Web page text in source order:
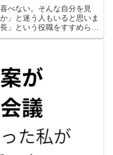
べない。そんな自分を見
」と迷う人もいると思いま
」という役職をすすめられ
。私は技術や現場の...